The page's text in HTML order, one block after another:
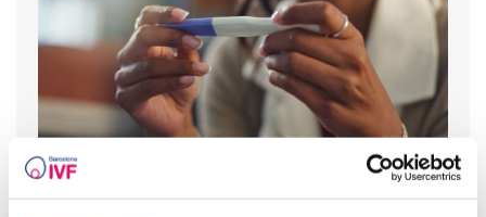
¿Qué hacer si hay retraso menstrual con un test de